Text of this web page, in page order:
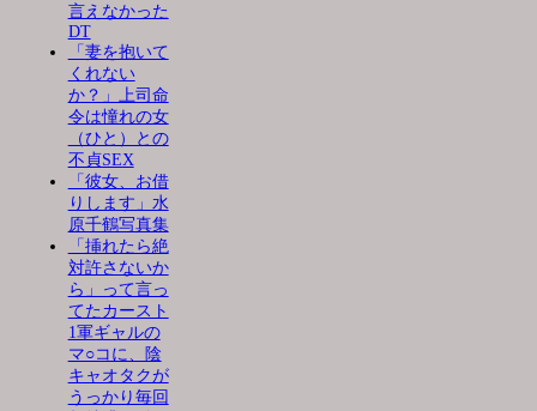
言えなかった
DT
「妻を抱いて
くれない
か？」上司命
令は憧れの女
（ひと）との
不貞SEX
「彼女、お借
りします」水
原千鶴写真集
「挿れたら絶
対許さないか
ら」って言っ
てたカースト
1軍ギャルの
マ○コに、陰
キャオタクが
うっかり毎回